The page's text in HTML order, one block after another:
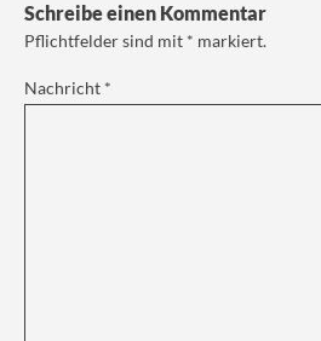
Schreibe einen Kommentar
Pflichtfelder sind mit * markiert.
Nachricht *